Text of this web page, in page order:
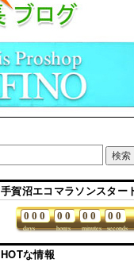
手賀沼エコマラソンスター
days
0 0 0
hours
0 0
minutes
0 0
seconds
0 0
HOTな情報